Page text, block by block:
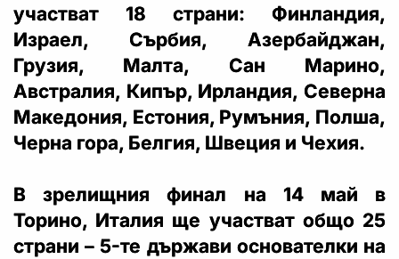
участват 18 страни: Финландия,
Израел, Сърбия, Азербайджан,
Грузия, Малта, Сан Марино,
Австралия, Кипър, Ирландия, Северна
Македония, Естония, Румъния, Полша,
Черна гора, Белгия, Швеция и Чехия.
В зрелищния финал на 14 май в
Торино, Италия ще участват общо 25
страни – 5-те държави основателки на